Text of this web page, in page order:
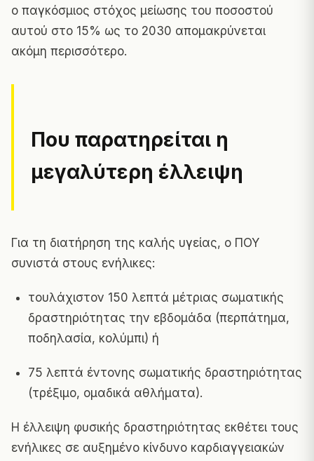
ο παγκόσμιος στόχος μείωσης του ποσοστού
αυτού στο 15% ως το 2030 απομακρύνεται
ακόμη περισσότερο.
Που παρατηρείται η
μεγαλύτερη έλλειψη
Για τη διατήρηση της καλής υγείας, ο ΠΟΥ
συνιστά στους ενήλικες:
τουλάχιστον 150 λεπτά μέτριας σωματικής
δραστηριότητας την εβδομάδα (περπάτημα,
ποδηλασία, κολύμπι) ή
75 λεπτά έντονης σωματικής δραστηριότητας
(τρέξιμο, ομαδικά αθλήματα).
Η έλλειψη φυσικής δραστηριότητας εκθέτει τους
ενήλικες σε αυξημένο κίνδυνο καρδιαγγειακών